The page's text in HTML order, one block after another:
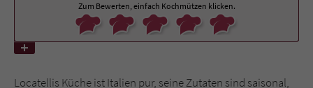
Zum Bewerten, einfach Kochmützen klicken.
Locatellis Küche ist Italien pur, seine Zutaten sind saisonal,
tx_pwcomments_ahash